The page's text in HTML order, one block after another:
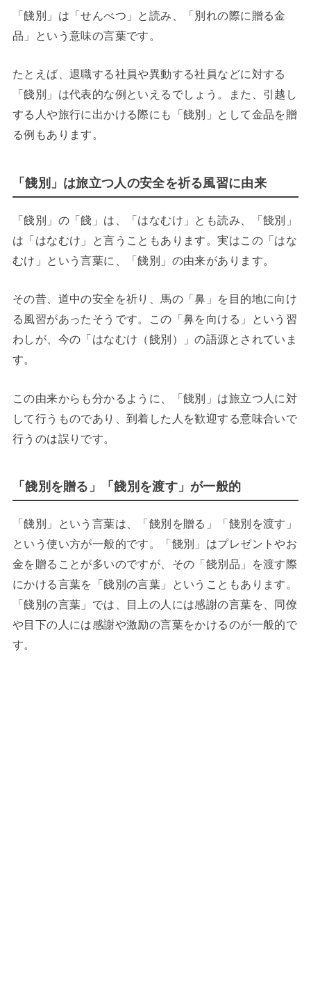
「餞別」は「せんべつ」と読み、「別れの際に贈る金
品」という意味の言葉です。
たとえば、退職する社員や異動する社員などに対する
「餞別」は代表的な例といえるでしょう。また、引越し
する人や旅行に出かける際にも「餞別」として金品を贈
る例もあります。
「餞別」は旅立つ人の安全を祈る風習に由来
「餞別」の「餞」は、「はなむけ」とも読み、「餞別」
は「はなむけ」と言うこともあります。実はこの「はな
むけ」という言葉に、「餞別」の由来があります。
その昔、道中の安全を祈り、馬の「鼻」を目的地に向け
る風習があったそうです。この「鼻を向ける」という習
わしが、今の「はなむけ（餞別）」の語源とされていま
す。
この由来からも分かるように、「餞別」は旅立つ人に対
して行うものであり、到着した人を歓迎する意味合いで
行うのは誤りです。
「餞別を贈る」「餞別を渡す」が一般的
「餞別」という言葉は、「餞別を贈る」「餞別を渡す」
という使い方が一般的です。「餞別」はプレゼントやお
金を贈ることが多いのですが、その「餞別品」を渡す際
にかける言葉を「餞別の言葉」ということもあります。
「餞別の言葉」では、目上の人には感謝の言葉を、同僚
や目下の人には感謝や激励の言葉をかけるのが一般的で
す。